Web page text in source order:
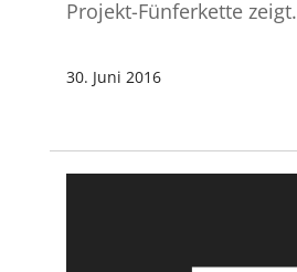
Projekt-Fünferkette zeigt.
30. Juni 2016